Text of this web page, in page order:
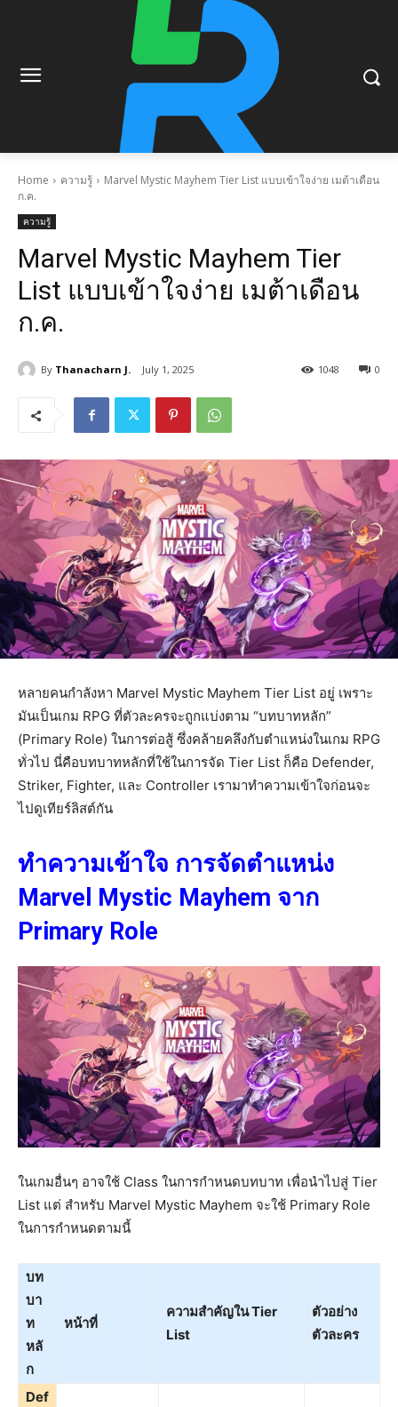
Home ความรู้
Marvel Mystic Mayhem Tier List แบบเข้าใจง่าย เมต้าเดือน
ก.ค.
ความรู้
Marvel Mystic Mayhem Tier
List แบบเข้าใจง่าย เมต้าเดือน
ก.ค.
By Thanacharn J. July 1, 2025 0
1048
หลายคนกำลังหา Marvel Mystic Mayhem Tier List อยู่ เพราะ
มันเป็นเกม RPG ที่ตัวละครจะถูกแบ่งตาม “บทบาทหลัก”
(Primary Role) ในการต่อสู้ ซึ่งคล้ายคลึงกับตำแหน่งในเกม RPG
ทั่วไป นี่คือบทบาทหลักที่ใช้ในการจัด Tier List ก็คือ Defender,
Striker, Fighter, และ Controller เรามาทำความเข้าใจก่อนจะ
ไปดูเทียร์ลิสต์กัน
ทำความเข้าใจ การจัดตำแหน่ง
Marvel Mystic Mayhem จาก
Primary Role
ในเกมอื่นๆ อาจใช้ Class ในการกำหนดบทบาท เพื่อนำไปสู่ Tier
List แต่ สำหรับ Marvel Mystic Mayhem จะใช้ Primary Role
ในการกำหนดตามนี้
บท
บา
ท
หลั
ก
หน้าที่
ความสำคัญใน Tier
List
ตัวอย่าง
ตัวละคร
Def